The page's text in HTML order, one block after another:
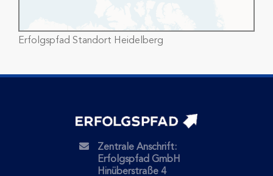
Erfolgspfad Standort Heidelberg
Zentrale Anschrift:
Erfolgspfad GmbH
Hinüberstraße 4